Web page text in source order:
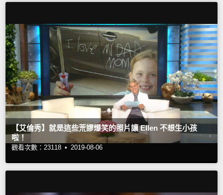
【艾倫秀】就是這些荒謬爆笑的照片讓 Ellen 不想生小孩
啦！
觀看次數：23118 • 2019-08-06